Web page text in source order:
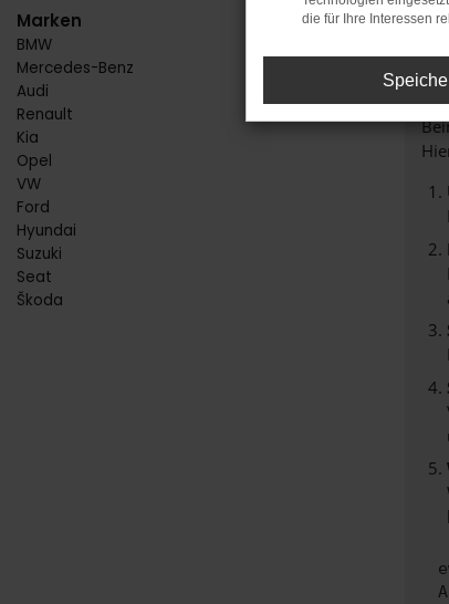
Marken
BMW
Mercedes-Benz
Audi
Renault
Kia
Opel
VW
Ford
Hyundai
Suzuki
Seat
Škoda
die für Ihre Interessen